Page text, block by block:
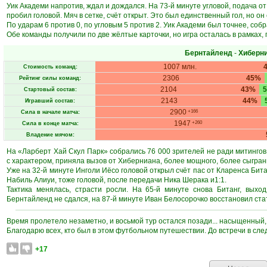
Уик Академи напротив, ждал и дождался. На 73-й минуте угловой,
пробил головой. Мяч в сетке, счёт открыт. Это был единственный гол, но он
По ударам 6 против 0, по угловым 5 против 2. Уик Академи был точнее,
Обе команды получили по две жёлтые карточки, но игра осталась в рамках,
Бернтайленд -
Стоимость команд: 1007 млн.
Рейтинг силы команд: 45%
2306
Стартовый состав: 43%
2104
Игравший состав: 44%
2143
Сила в начале матча: 2900+166
Сила в конце матча: 1947 +260
Владение мячом:
На «Ларберт Хай Скул Парк» собрались 76 000 зрителей не ради
с характером, приняла вызов от Хиберниана, более мощного, более
Уже на 32-й минуте Инголи Иёсо головой открыл счёт пас от Кларенса
Набиль Алиуи, тоже головой, после передачи Ника Шерака и1:1.
Тактика менялась, страсти росли. На 65-й минуте снова Битанг,
Бернтайленд не сдался, на 87-й минуте Иван Белосорочко восстановил
Время пролетело незаметно, и восьмой тур остался позади...
Благодарю всех, кто был в этом футбольном путешествии. До встречи в
+17